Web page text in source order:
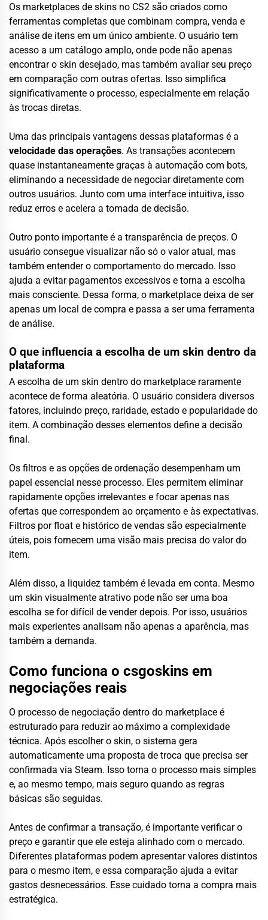
Os marketplaces de skins no CS2 são criados como
ferramentas completas que combinam compra, venda e
análise de itens em um único ambiente. O usuário tem
acesso a um catálogo amplo, onde pode não apenas
encontrar o skin desejado, mas também avaliar seu preço
em comparação com outras ofertas. Isso simplifica
significativamente o processo, especialmente em relação
às trocas diretas.
Uma das principais vantagens dessas plataformas é a
velocidade das operações. As transações acontecem
quase instantaneamente graças à automação com bots,
eliminando a necessidade de negociar diretamente com
outros usuários. Junto com uma interface intuitiva, isso
reduz erros e acelera a tomada de decisão.
Outro ponto importante é a transparência de preços. O
usuário consegue visualizar não só o valor atual, mas
também entender o comportamento do mercado. Isso
ajuda a evitar pagamentos excessivos e torna a escolha
mais consciente. Dessa forma, o marketplace deixa de ser
apenas um local de compra e passa a ser uma ferramenta
de análise.
O que influencia a escolha de um skin dentro da
plataforma
A escolha de um skin dentro do marketplace raramente
acontece de forma aleatória. O usuário considera diversos
fatores, incluindo preço, raridade, estado e popularidade do
item. A combinação desses elementos define a decisão
final.
Os filtros e as opções de ordenação desempenham um
papel essencial nesse processo. Eles permitem eliminar
rapidamente opções irrelevantes e focar apenas nas
ofertas que correspondem ao orçamento e às expectativas.
Filtros por float e histórico de vendas são especialmente
úteis, pois fornecem uma visão mais precisa do valor do
item.
Além disso, a liquidez também é levada em conta. Mesmo
um skin visualmente atrativo pode não ser uma boa
escolha se for difícil de vender depois. Por isso, usuários
mais experientes analisam não apenas a aparência, mas
também a demanda.
Como funciona o csgoskins em
negociações reais
O processo de negociação dentro do marketplace é
estruturado para reduzir ao máximo a complexidade
técnica. Após escolher o skin, o sistema gera
automaticamente uma proposta de troca que precisa ser
confirmada via Steam. Isso torna o processo mais simples
e, ao mesmo tempo, mais seguro quando as regras
básicas são seguidas.
Antes de confirmar a transação, é importante verificar o
preço e garantir que ele esteja alinhado com o mercado.
Diferentes plataformas podem apresentar valores distintos
para o mesmo item, e essa comparação ajuda a evitar
gastos desnecessários. Esse cuidado torna a compra mais
estratégica.